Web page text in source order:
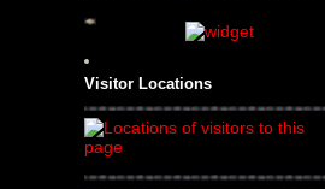
Visitor Locations